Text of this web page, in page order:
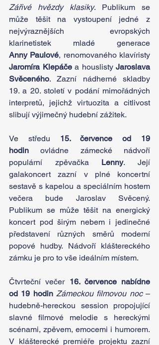
Zářivé hvězdy klasiky. Publikum se
může těšit na vystoupení jedné z
nejvýraznějších evropských
Anny Paulové
Jaromíra Klepáče a houslisty Jaroslava
Svěceného. Zazní nádherné skladby
19. a 20. století v podání mimořádných
interpretů, jejichž virtuozita a citlivost
slibují výjimečný hudební zážitek.
Ve středu 15. července od 19
hodin ovládne zámecké nádvoří
populární zpěvačka Lenny. Její
galakoncert zazní v plné koncertní
sestavě s kapelou a speciálním hostem
večera bude Jaroslav Svěcený.
Publikum se může těšit na energický
koncert pod širým nebem i jedinečné
představení různých směrů moderní
popové hudby. Nádvoří kláštereckého
zámku je pro to vše ideálním místem.
Čtvrteční večer 16. července nabídne
od 19 hodin Zámeckou filmovou noc –
hudebně-hereckou session propojující
slavné filmové melodie s hereckými
scénami, zpěvem, emocemi i humorem.
V klášterecké premiéře projektu zazní